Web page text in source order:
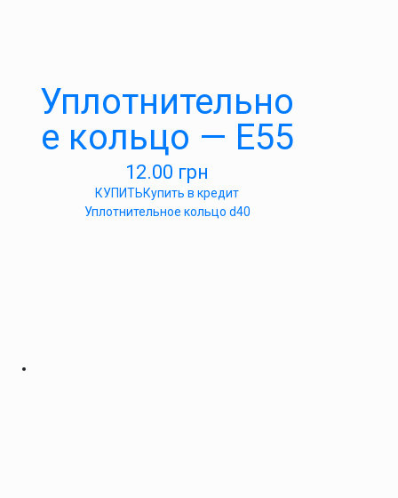
Уплотнительно
е кольцо — Е55
12.00 грн
КУПИТЬКупить в кредит
Уплотнительное кольцо d40